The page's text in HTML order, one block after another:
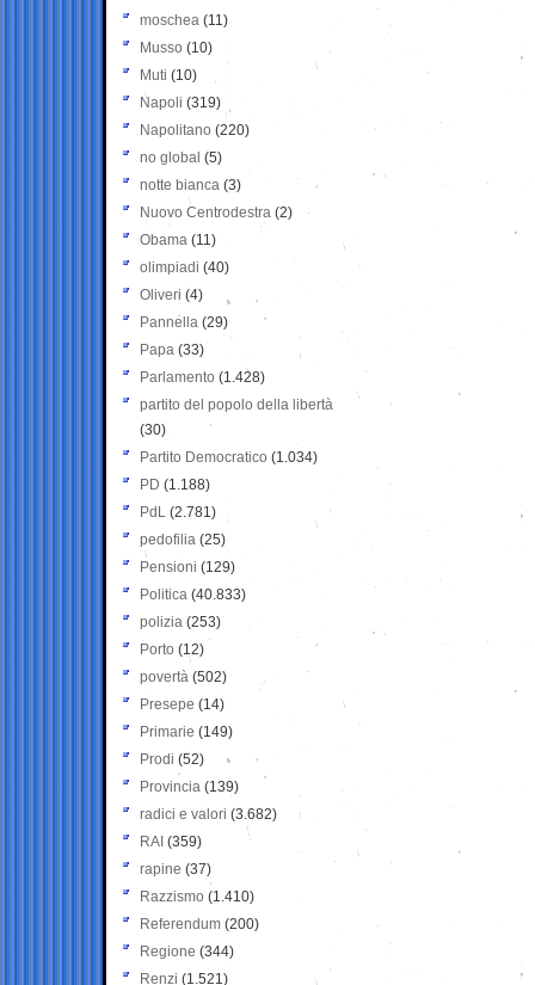
moschea (11)
Musso (10)
Muti (10)
Napoli (319)
Napolitano (220)
no global (5)
notte bianca (3)
Nuovo Centrodestra (2)
Obama (11)
olimpiadi (40)
Oliveri (4)
Pannella (29)
Papa (33)
Parlamento (1.428)
partito del popolo della libertà
(30)
Partito Democratico (1.034)
PD (1.188)
PdL (2.781)
pedofilia (25)
Pensioni (129)
Politica (40.833)
polizia (253)
Porto (12)
povertà (502)
Presepe (14)
Primarie (149)
Prodi (52)
Provincia (139)
radici e valori (3.682)
RAI (359)
rapine (37)
Razzismo (1.410)
Referendum (200)
Regione (344)
Renzi (1.521)